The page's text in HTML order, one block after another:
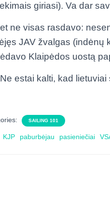
giriasi). Va dar
ne visas rasdavo:
JAV žvalgas (indėnų
Klaipėdos uostą
estai kalti, kad
SAILING 101
KJP paburbėjau pasieniečiai